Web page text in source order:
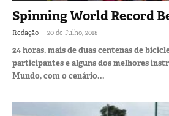
Spinning World Record
Redação - 20 de Julho, 2018
24 horas, mais de duas centenas de
participantes e alguns dos melhores
Mundo, com o cenário...